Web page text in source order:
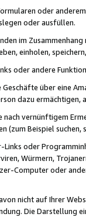
oder
oder ausfüllen.
im
einholen,
oder andere
über eine
dazu
vernünftigem
(zum Beispiel
oder
Würmern,
Computer oder
nicht auf Ihrer
Die Darstellung